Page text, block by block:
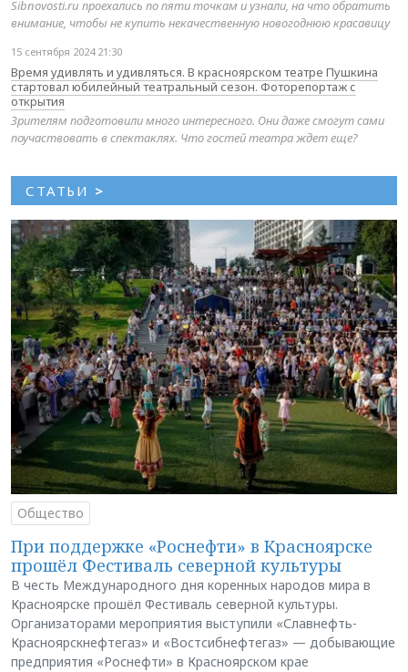
Sibnovosti.ru проехались по пяти точкам и узнали, на что обратить
внимание, чтобы не купить некачественную новогоднюю красавицу
15 сентября 2024 21:30
Время удивлять и удивляться. В красноярском театре Пушкина
стартовал юбилейный театральный сезон. Фоторепортаж с
открытия
Зрителям подготовили много интересного. Они даже смогут сами
поучаствовать в спектаклях. Что гостей театра ждет еще?
СТАТЬИ >
Общество
При поддержке «Роснефти» в Красноярске
прошёл Фестиваль северной культуры
В честь Международного дня коренных народов мира в
Красноярске прошёл Фестиваль северной культуры.
Организаторами мероприятия выступили «Славнефть-
Красноярскнефтегаз» и «Востсибнефтегаз» — добывающие
предприятия «Роснефти» в Красноярском крае